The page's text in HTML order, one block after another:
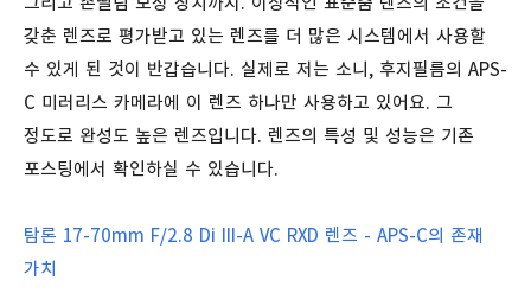
갖춘 렌즈로 평가받고 있는 렌즈를 더 많은 시스템에서 사용할
수 있게 된 것이 반갑습니다. 실제로 저는 소니, 후지필름의 APS-
C 미러리스 카메라에 이 렌즈 하나만 사용하고 있어요. 그
정도로 완성도 높은 렌즈입니다. 렌즈의 특성 및 성능은 기존
포스팅에서 확인하실 수 있습니다.
탐론 17-70mm F/2.8 Di III-A VC RXD 렌즈 - APS-C의 존재
가치